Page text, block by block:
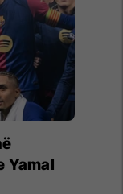
Yamal